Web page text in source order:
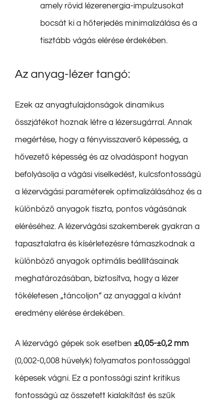
amely rövid lézerenergia-impulzusokat
bocsát ki a hőterjedés minimalizálása és a
tisztább vágás elérése érdekében.
Az anyag-lézer tangó:
Ezek az anyagtulajdonságok dinamikus
összjátékot hoznak létre a lézersugárral. Annak
megértése, hogy a fényvisszaverő képesség, a
hővezető képesség és az olvadáspont hogyan
befolyásolja a vágási viselkedést, kulcsfontosságú
a lézervágási paraméterek optimalizálásához és a
különböző anyagok tiszta, pontos vágásának
eléréséhez. A lézervágási szakemberek gyakran a
tapasztalatra és kísérletezésre támaszkodnak a
különböző anyagok optimális beállításainak
meghatározásában, biztosítva, hogy a lézer
tökéletesen „táncoljon” az anyaggal a kívánt
eredmény elérése érdekében.
A lézervágó gépek sok esetben ±0,05-±0,2 mm
(0,002-0,008 hüvelyk) folyamatos pontossággal
képesek vágni. Ez a pontossági szint kritikus
fontosságú az összetett kialakítást és szűk